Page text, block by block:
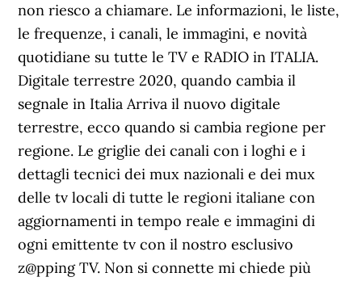
non riesco a chiamare. Le informazioni, le liste,
le frequenze, i canali, le immagini, e novità
quotidiane su tutte le TV e RADIO in ITALIA.
Digitale terrestre 2020, quando cambia il
segnale in Italia Arriva il nuovo digitale
terrestre, ecco quando si cambia regione per
regione. Le griglie dei canali con i loghi e i
dettagli tecnici dei mux nazionali e dei mux
delle tv locali di tutte le regioni italiane con
aggiornamenti in tempo reale e immagini di
ogni emittente tv con il nostro esclusivo
z@pping TV. Non si connette mi chiede più